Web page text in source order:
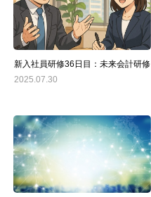
新入社員研修36日目：未来会計研修
2025.07.30